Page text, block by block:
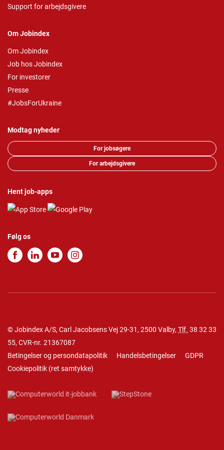
Support for arbejdsgivere
Om Jobindex
Om Jobindex
Job hos Jobindex
For investorer
Presse
#JobsForUkraine
Modtag nyheder
For jobsøgere
For arbejdsgivere
Hent job-apps
Følg os
© Jobindex A/S, Carl Jacobsens Vej 29-31, 2500 Valby, Tlf. 38 32 33
55, CVR-nr. 21367087
Betingelser og persondatapolitik
Handelsbetingelser
GDPR
Cookiepolitik (ret samtykke)